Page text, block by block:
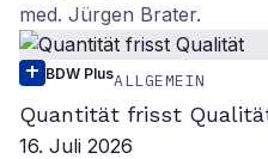
med. Jürgen Brater.
BDW PlusALLGEMEIN
Quantität frisst
16. Juli 2026